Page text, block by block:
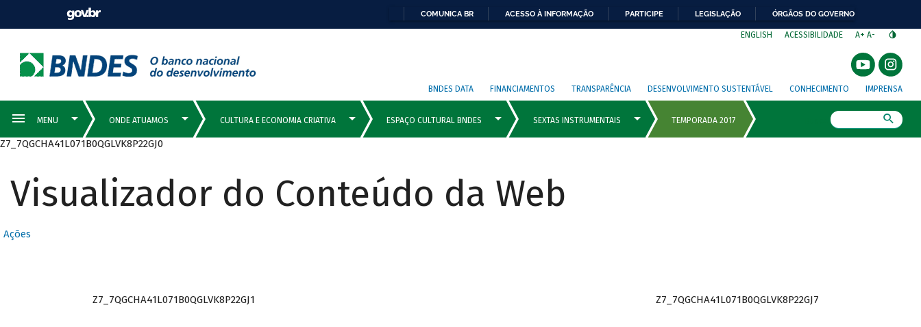
COMUNICA BR ACESSO À INFORMAÇÃO PARTICIPE LEGISLAÇÃO ÓRGÃOS DO GOVERNO
ENGLISH ACESSIBILIDADE A+ A-
BNDES DATA FINANCIAMENTOS TRANSPARÊNCIA DESENVOLVIMENTO SUSTENTÁVEL CONHECIMENTO IMPRENSA
Z7_7QGCHA41L071B0QGLVK8P22GJ0
Visualizador do Conteúdo da Web
Ações
Z7_7QGCHA41L071B0QGLVK8P22GJ1 Z7_7QGCHA41L071B0QGLVK8P22GJ7